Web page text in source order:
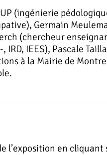
(ingénierie
Germain
(chercheur
IEES), Pascale
à la Mairie de
l’exposition en cliquant